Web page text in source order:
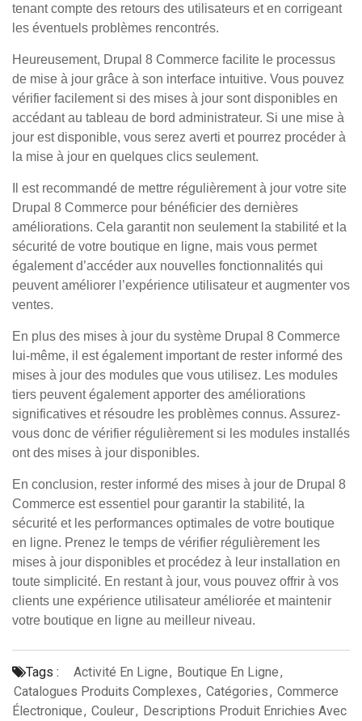
tenant compte des retours des utilisateurs et en corrigeant
les éventuels problèmes rencontrés.
Heureusement, Drupal 8 Commerce facilite le processus
de mise à jour grâce à son interface intuitive. Vous pouvez
vérifier facilement si des mises à jour sont disponibles en
accédant au tableau de bord administrateur. Si une mise à
jour est disponible, vous serez averti et pourrez procéder à
la mise à jour en quelques clics seulement.
Il est recommandé de mettre régulièrement à jour votre site
Drupal 8 Commerce pour bénéficier des dernières
améliorations. Cela garantit non seulement la stabilité et la
sécurité de votre boutique en ligne, mais vous permet
également d’accéder aux nouvelles fonctionnalités qui
peuvent améliorer l’expérience utilisateur et augmenter vos
ventes.
En plus des mises à jour du système Drupal 8 Commerce
lui-même, il est également important de rester informé des
mises à jour des modules que vous utilisez. Les modules
tiers peuvent également apporter des améliorations
significatives et résoudre les problèmes connus. Assurez-
vous donc de vérifier régulièrement si les modules installés
ont des mises à jour disponibles.
En conclusion, rester informé des mises à jour de Drupal 8
Commerce est essentiel pour garantir la stabilité, la
sécurité et les performances optimales de votre boutique
en ligne. Prenez le temps de vérifier régulièrement les
mises à jour disponibles et procédez à leur installation en
toute simplicité. En restant à jour, vous pouvez offrir à vos
clients une expérience utilisateur améliorée et maintenir
votre boutique en ligne au meilleur niveau.
Tags : Activité En Ligne, Boutique En Ligne,
Catalogues Produits Complexes, Catégories, Commerce
Électronique, Couleur, Descriptions Produit Enrichies Avec